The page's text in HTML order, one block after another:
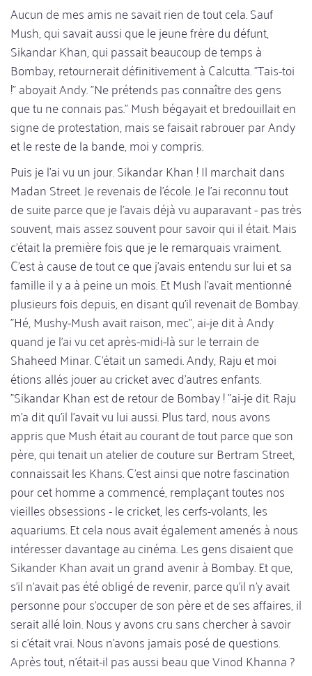
Aucun de mes amis ne savait rien de tout cela. Sauf
Mush, qui savait aussi que le jeune frère du défunt,
Sikandar Khan, qui passait beaucoup de temps à
Bombay, retournerait définitivement à Calcutta. "Tais-toi
!" aboyait Andy. "Ne prétends pas connaître des gens
que tu ne connais pas." Mush bégayait et bredouillait en
signe de protestation, mais se faisait rabrouer par Andy
et le reste de la bande, moi y compris.
Puis je l'ai vu un jour. Sikandar Khan ! Il marchait dans
Madan Street. Je revenais de l'école. Je l'ai reconnu tout
de suite parce que je l'avais déjà vu auparavant - pas très
souvent, mais assez souvent pour savoir qui il était. Mais
c'était la première fois que je le remarquais vraiment.
C'est à cause de tout ce que j'avais entendu sur lui et sa
famille il y a à peine un mois. Et Mush l'avait mentionné
plusieurs fois depuis, en disant qu'il revenait de Bombay.
"Hé, Mushy-Mush avait raison, mec", ai-je dit à Andy
quand je l'ai vu cet après-midi-là sur le terrain de
Shaheed Minar. C'était un samedi. Andy, Raju et moi
étions allés jouer au cricket avec d'autres enfants.
"Sikandar Khan est de retour de Bombay ! "ai-je dit. Raju
m'a dit qu'il l'avait vu lui aussi. Plus tard, nous avons
appris que Mush était au courant de tout parce que son
père, qui tenait un atelier de couture sur Bertram Street,
connaissait les Khans. C'est ainsi que notre fascination
pour cet homme a commencé, remplaçant toutes nos
vieilles obsessions - le cricket, les cerfs-volants, les
aquariums. Et cela nous avait également amenés à nous
intéresser davantage au cinéma. Les gens disaient que
Sikander Khan avait un grand avenir à Bombay. Et que,
s'il n'avait pas été obligé de revenir, parce qu'il n'y avait
personne pour s'occuper de son père et de ses affaires, il
serait allé loin. Nous y avons cru sans chercher à savoir
si c'était vrai. Nous n'avons jamais posé de questions.
Après tout, n'était-il pas aussi beau que Vinod Khanna ?